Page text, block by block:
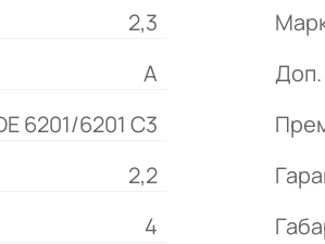
2,3
А
6201/6201 С3
2,2
4